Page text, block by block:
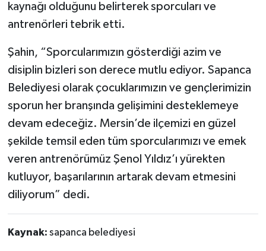
kaynağı olduğunu belirterek sporcuları ve
antrenörleri tebrik etti.
Şahin, “Sporcularımızın gösterdiği azim ve
disiplin bizleri son derece mutlu ediyor. Sapanca
Belediyesi olarak çocuklarımızın ve gençlerimizin
sporun her branşında gelişimini desteklemeye
devam edeceğiz. Mersin’de ilçemizi en güzel
şekilde temsil eden tüm sporcularımızı ve emek
veren antrenörümüz Şenol Yıldız’ı yürekten
kutluyor, başarılarının artarak devam etmesini
diliyorum” dedi.
Kaynak: sapanca belediyesi